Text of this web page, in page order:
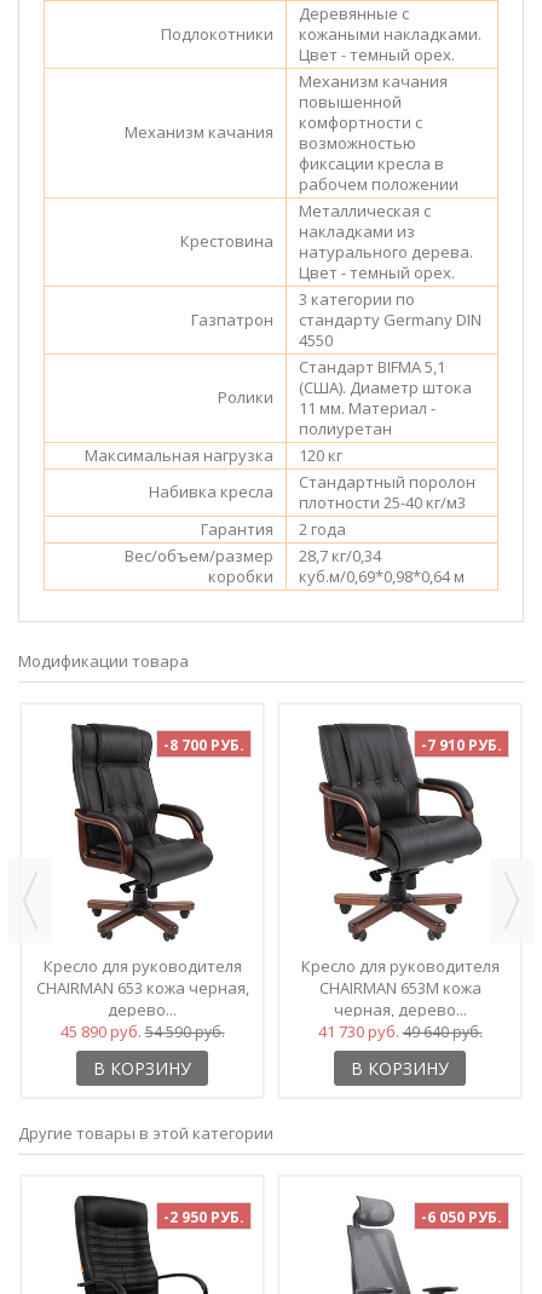
Подлокотники
Деревянные с
кожаными накладками.
Цвет - темный орех.
Механизм качания
Механизм качания
повышенной
комфортности с
возможностью
фиксации кресла в
рабочем положении
Крестовина
Металлическая с
накладками из
натурального дерева.
Цвет - темный орех.
Газпатрон
3 категории по
стандарту Germany DIN
4550
Ролики
Стандарт BIFMA 5,1
(США). Диаметр штока
11 мм. Материал -
полиуретан
Максимальная нагрузка
120 кг
Набивка кресла
Стандартный поролон
плотности 25-40 кг/м3
Гарантия
2 года
Вес/объем/размер
коробки
28,7 кг/0,34
куб.м/0,69*0,98*0,64 м
Модификации товара
-8 700 РУБ.
Кресло для руководителя
CHAIRMAN 653 кожа черная,
дерево...
45 890 руб.54 590 руб.
В КОРЗИНУ
-7 910 РУБ.
Кресло для руководителя
CHAIRMAN 653М кожа
черная, дерево...
41 730 руб.49 640 руб.
В КОРЗИНУ
Другие товары в этой категории
-2 950 РУБ. -6 050 РУБ.